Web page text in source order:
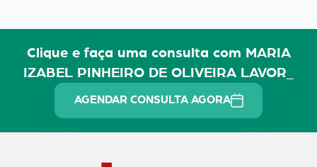
Clique e faça uma consulta com MARIA
IZABEL PINHEIRO DE OLIVEIRA LAVOR_
AGENDAR CONSULTA AGORA